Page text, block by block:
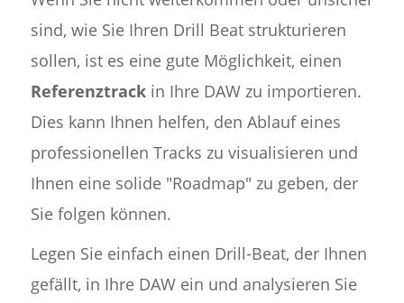
sind, wie Sie Ihren Drill Beat strukturieren
sollen, ist es eine gute Möglichkeit, einen
Referenztrackin Ihre DAW zu importieren.
Dies kann Ihnen helfen, den Ablauf eines
professionellen Tracks zu visualisieren und
Ihnen eine solide "Roadmap" zu geben, der
Sie folgen können.
Legen Sie einfach einen Drill-Beat, der Ihnen
gefällt, in Ihre DAW ein und analysieren Sie